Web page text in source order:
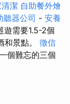
清潔 自助餐外燴
聽器公司 - 安養
遊需要1.5-2個
和景點。 徵信
個難忘的三個